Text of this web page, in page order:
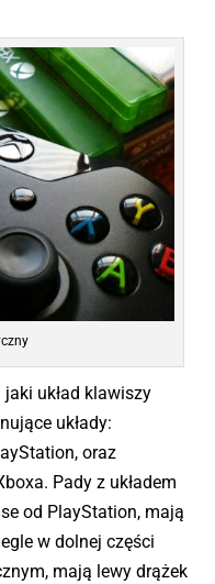
układ klawiszy
układy:
oraz
Pady z układem
od PlayStation, mają
w dolnej części
mają lewy drążek